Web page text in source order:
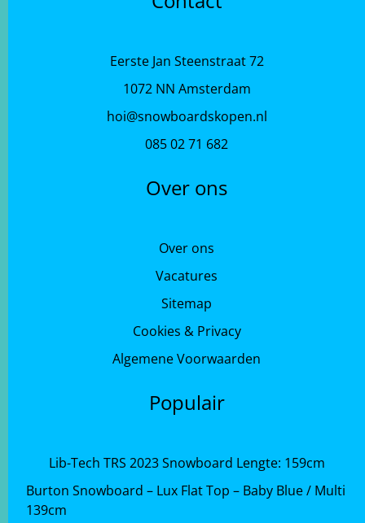
Eerste Jan Steenstraat 72
1072 NN Amsterdam
hoi@snowboardskopen.nl
085 02 71 682
Over ons
Over ons
Vacatures
Sitemap
Cookies & Privacy
Algemene Voorwaarden
Populair
Lib-Tech TRS 2023 Snowboard Lengte: 159cm
Burton Snowboard – Lux Flat Top – Baby Blue / Multi
139cm